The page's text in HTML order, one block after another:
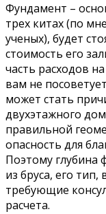
Фундамент –
трех китах (по
ученых), будет
стоимость его
часть расходов
вам не
может стать
двухэтажного
правильной
опасность для
Поэтому глубина
из бруса, его
требующие
расчета.